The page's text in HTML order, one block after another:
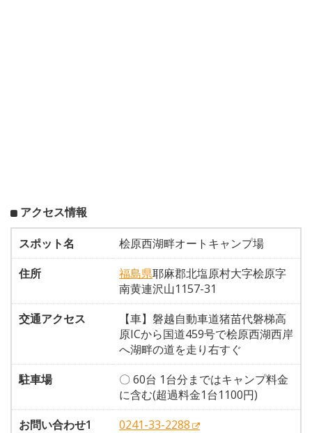
アクセス情報
スポット名
桧原西湖畔オートキャンプ場
住所
福島県耶麻郡北塩原村大字桧原字
南黄連沢山1157-31
交通アクセス
【車】磐越自動車道猪苗代磐梯高
原ICから国道459号で桧原西湖西岸
へ湖畔の道を走り右すぐ
駐車場
〇 60台 1台分まではキャンプ料金
に含む(超過料金1台1100円)
お問い合わせ1
0241-33-2288